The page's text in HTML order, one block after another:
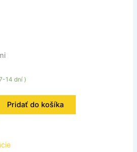
14 dní )
Pridať do košíka